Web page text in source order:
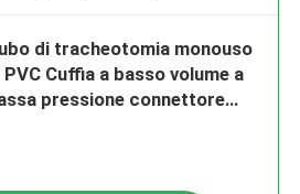
di tracheotomia monouso
PVC Cuffia a basso volume a
pressione connettore